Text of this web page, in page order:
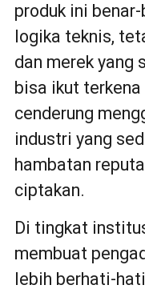
produk ini
logika teknis,
dan merek yang
bisa ikut
cenderung
industri yang
hambatan
ciptakan.
Di tingkat
membuat
lebih berhati-